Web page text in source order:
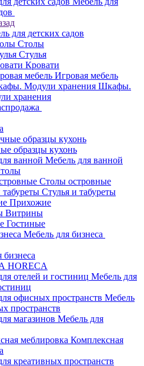
для детских садов
Столы
Стулья
Кровати
Игровая мебель
Шкафы.
хранения
образцы кухонь
Мебель для ванной
Столы островные
Стулья и табуреты
Прихожие
Витрины
Гостиные
Мебель для бизнеса
бизнеса
HORECA
Мебель для
Мебель
пространств
Мебель для
Комплексная